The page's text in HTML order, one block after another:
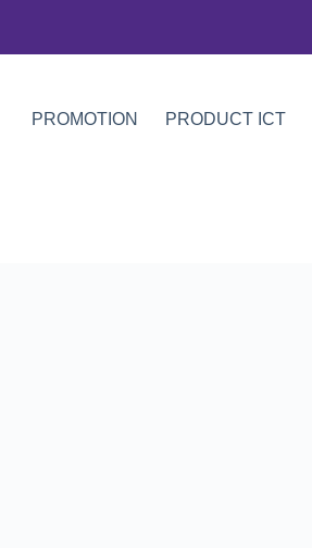
PROMOTION PRODUCT ICT